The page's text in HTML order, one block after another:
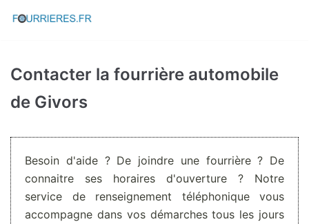
Aller
Contacter la fourrière automobile
de Givors
Besoin d'aide ? De joindre une fourrière ? De
connaitre ses horaires d'ouverture ? Notre
service de renseignement téléphonique vous
accompagne dans vos démarches tous les jours